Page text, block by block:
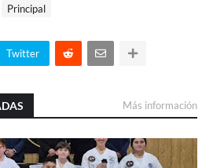
Principal
Twitter
Más información